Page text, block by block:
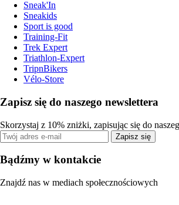
Sneak'In
Sneakids
Sport is good
Training-Fit
Trek Expert
Triathlon-Expert
TripnBikers
Vélo-Store
Zapisz się do naszego newslettera
Skorzystaj z 10% zniżki, zapisując się do
Zapisz się
Bądźmy w kontakcie
Znajdź nas w mediach społecznościowych